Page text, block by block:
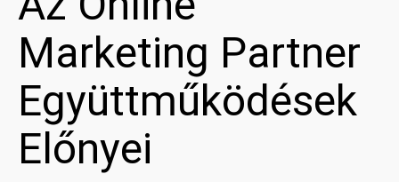
Marketing Partner
Együttműködések
Előnyei